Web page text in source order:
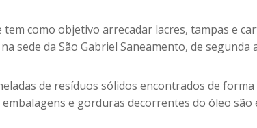
como objetivo arrecadar lacres, tampas e
sede da São Gabriel Saneamento, de
de resíduos sólidos encontrados de
e gorduras decorrentes do óleo